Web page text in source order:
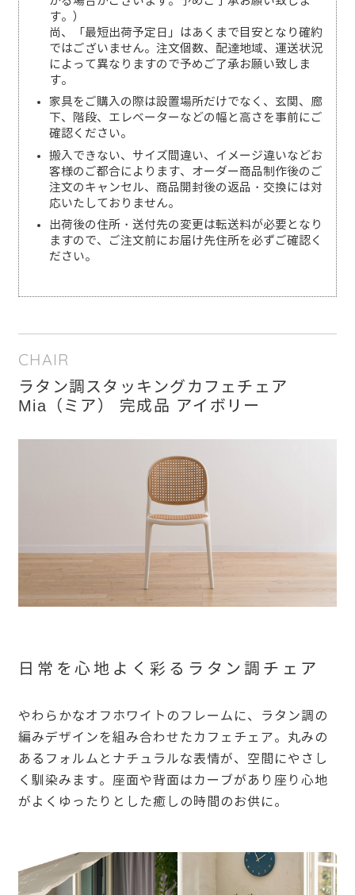
す。）
尚、「最短出荷予定日」はあくまで目安となり確約
ではございません。注文個数、配達地域、運送状況
によって異なりますので予めご了承お願い致しま
す。
家具をご購入の際は設置場所だけでなく、玄関、廊
下、階段、エレベーターなどの幅と高さを事前にご
確認ください。
搬入できない、サイズ間違い、イメージ違いなどお
客様のご都合によります、オーダー商品制作後のご
注文のキャンセル、商品開封後の返品・交換には対
応いたしておりません。
出荷後の住所・送付先の変更は転送料が必要となり
ますので、ご注文前にお届け先住所を必ずご確認く
ださい。
CHAIR
ラタン調スタッキングカフェチェア
Mia（ミア） 完成品 アイボリー
日常を心地よく彩るラタン調チェア
やわらかなオフホワイトのフレームに、ラタン調の
編みデザインを組み合わせたカフェチェア。丸みの
あるフォルムとナチュラルな表情が、空間にやさし
く馴染みます。座面や背面はカーブがあり座り心地
がよくゆったりとした癒しの時間のお供に。